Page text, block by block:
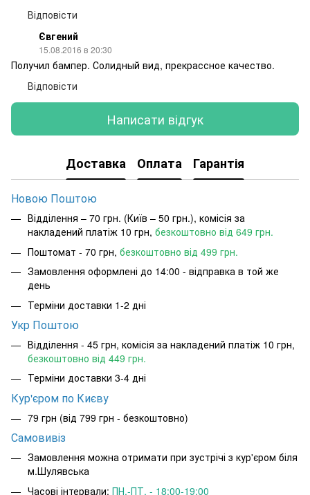
Відповісти
Євгений
15.08.2016 в 20:30
Получил бампер. Солидный вид, прекрассное качество.
Відповісти
Написати відгук
Доставка Оплата Гарантія
Новою Поштою
Відділення – 70 грн. (Київ – 50 грн.), комісія за
накладений платіж 10 грн, безкоштовно від 649 грн.
Поштомат - 70 грн, безкоштовно від 499 грн.
Замовлення оформлені до 14:00 - відправка в той же
день
Терміни доставки 1-2 дні
Укр Поштою
Відділення - 45 грн, комісія за накладений платіж 10 грн,
безкоштовно від 449 грн.
Терміни доставки 3-4 дні
Кур'єром по Києву
79 грн (від 799 грн - безкоштовно)
Самовивіз
Замовлення можна отримати при зустрічі з кур'єром біля
м.Шулявська
Часові інтервали: ПН.-ПТ. - 18:00-19:00